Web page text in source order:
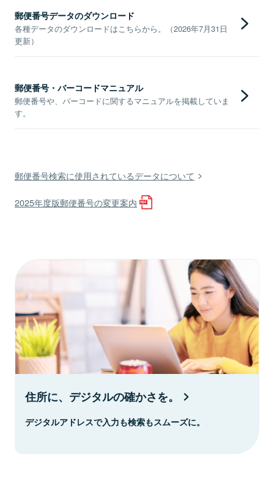
郵便番号データのダウンロード
各種データのダウンロードはこちらから。（2026年7月31日
更新）
郵便番号・バーコードマニュアル
郵便番号や、バーコードに関するマニュアルを掲載していま
す。
郵便番号検索に使用されているデータについて
2025年度版郵便番号の変更案内
住所に、デジタルの確かさを。
デジタルアドレスで入力も検索もスムーズに。